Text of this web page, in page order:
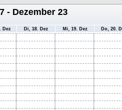
- Dezember 23
Dez Di, 18. Dez Mi, 19. Dez Do, 20.